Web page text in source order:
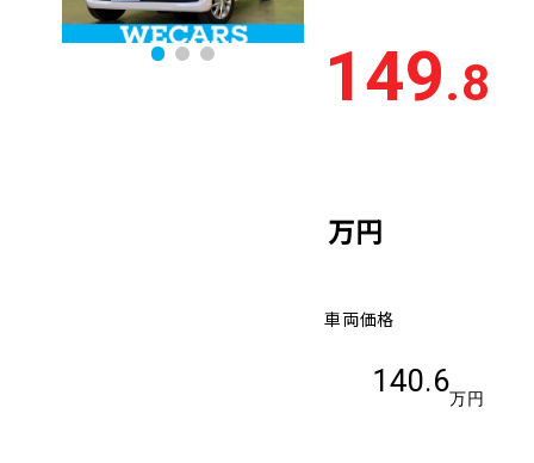
149.8
万円
車両価格
140.6
万円